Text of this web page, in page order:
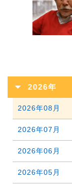
2026年
2026年08月
2026年07月
2026年06月
2026年05月